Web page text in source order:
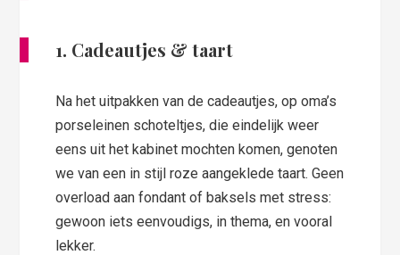
1. Cadeautjes & taart
Na het uitpakken van de cadeautjes, op oma’s
porseleinen schoteltjes, die eindelijk weer
eens uit het kabinet mochten komen, genoten
we van een in stijl roze aangeklede taart. Geen
overload aan fondant of baksels met stress:
gewoon iets eenvoudigs, in thema, en vooral
lekker.